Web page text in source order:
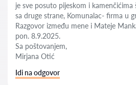
je sve posuto pijeskom i
sa druge strane, Komunalac- firma u
Razgovor između mene i Mateje
pon. 8.9.2025.
Sa poštovanjem,
Mirjana Otić
Idi na odgovor